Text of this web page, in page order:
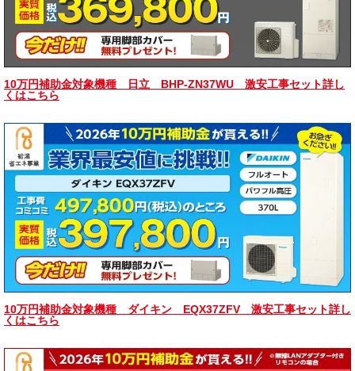
10万円補助金対象機種 日立 BHP-ZN37WU 激安工事セット詳し
くはこちら
10万円補助金対象機種 ダイキン EQX37ZFV 激安工事セット詳し
くはこちら